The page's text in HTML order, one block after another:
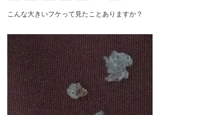
こんな大きいフケって見たことありますか？